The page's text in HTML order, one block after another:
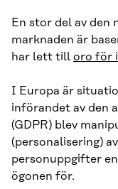
En stor del av den
marknaden är
har lett till oro för
I Europa är
införandet av den
(GDPR) blev
(personalisering)
personuppgifter
ögonen för.